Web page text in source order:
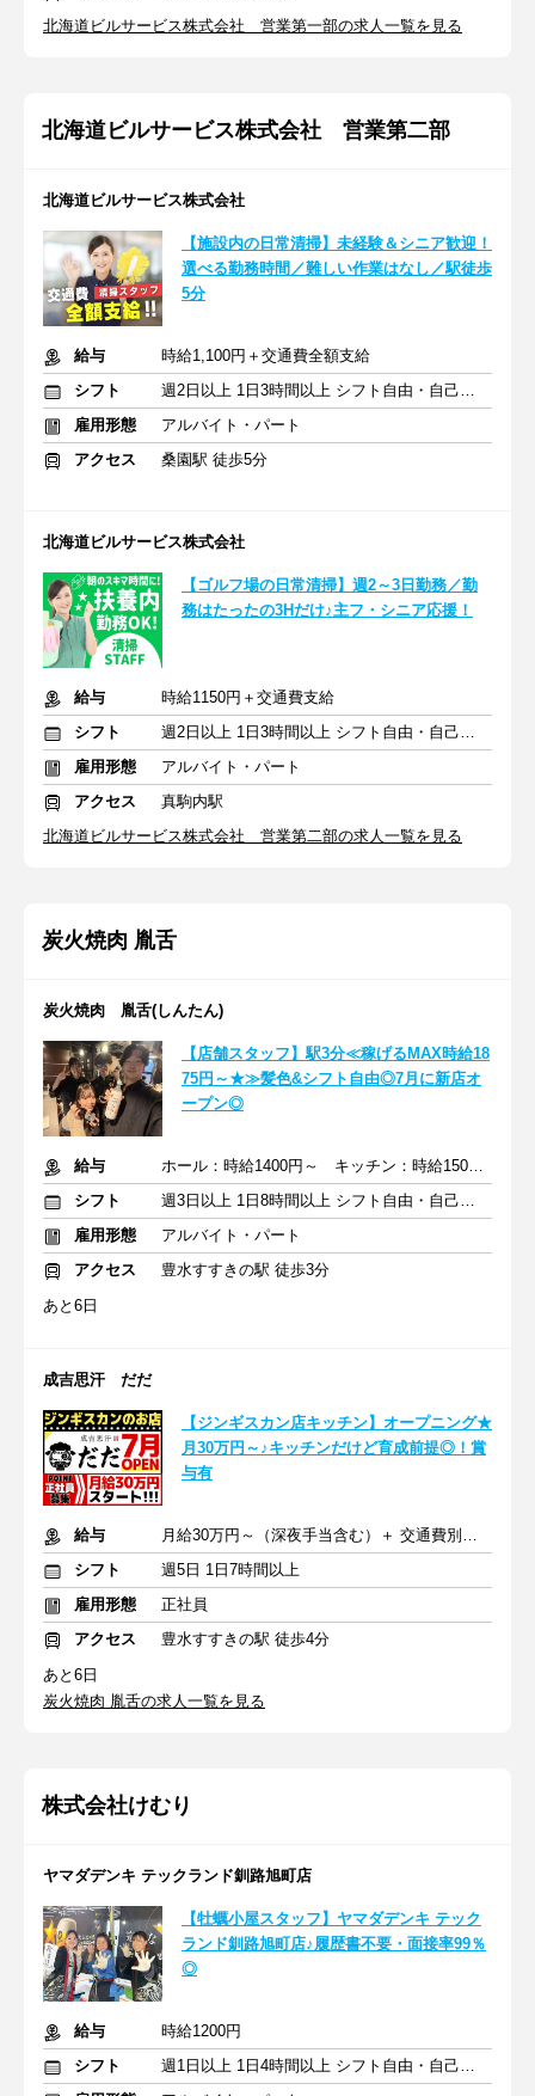
北海道ビルサービス株式会社 営業第一部の求人一覧を見る
北海道ビルサービス株式会社 営業第二部
北海道ビルサービス株式会社
【施設内の日常清掃】未経験＆シニア歓迎！
選べる勤務時間／難しい作業はなし／駅徒歩
5分
給与
時給1,100円＋交通費全額支給
シフト
週2日以上 1日3時間以上 シフト自由・自己申告
雇用形態
アルバイト・パート
アクセス
桑園駅 徒歩5分
北海道ビルサービス株式会社
【ゴルフ場の日常清掃】週2～3日勤務／勤
務はたったの3Hだけ♪主フ・シニア応援！
給与
時給1150円＋交通費支給
シフト
週2日以上 1日3時間以上 シフト自由・自己申告
雇用形態
アルバイト・パート
アクセス
真駒内駅
北海道ビルサービス株式会社 営業第二部の求人一覧を見る
炭火焼肉 胤舌
炭火焼肉 胤舌(しんたん)
【店舗スタッフ】駅3分≪稼げるMAX時給18
75円～★≫髪色&シフト自由◎7月に新店オ
ープン◎
給与
ホール：時給1400円～ キッチン：時給1500円～ +交通費全額支給
シフト
週3日以上 1日8時間以上 シフト自由・自己申告
雇用形態
アルバイト・パート
アクセス
豊水すすきの駅 徒歩3分
あと6日
成吉思汗 だだ
【ジンギスカン店キッチン】オープニング★
月30万円～♪キッチンだけど育成前提◎！賞
与有
給与
月給30万円～（深夜手当含む）＋ 交通費別途全額支給
シフト
週5日 1日7時間以上
雇用形態
正社員
アクセス
豊水すすきの駅 徒歩4分
あと6日
炭火焼肉 胤舌の求人一覧を見る
株式会社けむり
ヤマダデンキ テックランド釧路旭町店
【牡蠣小屋スタッフ】ヤマダデンキ テック
ランド釧路旭町店♪履歴書不要・面接率99％
◎
給与
時給1200円
シフト
週1日以上 1日4時間以上 シフト自由・自己申告